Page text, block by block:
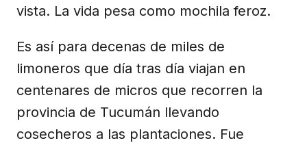
vista. La vida pesa como mochila feroz.
Es así para decenas de miles de
limoneros que día tras día viajan en
centenares de micros que recorren la
provincia de Tucumán llevando
cosecheros a las plantaciones. Fue